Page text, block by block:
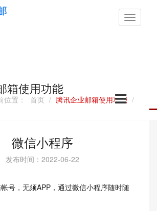
切
换
箱使用功能
位置： 首页 / 腾讯企业邮箱使用功能 /
微信小程序
发布时间：2022-06-22
号，无须APP，通过微信小程序随时随